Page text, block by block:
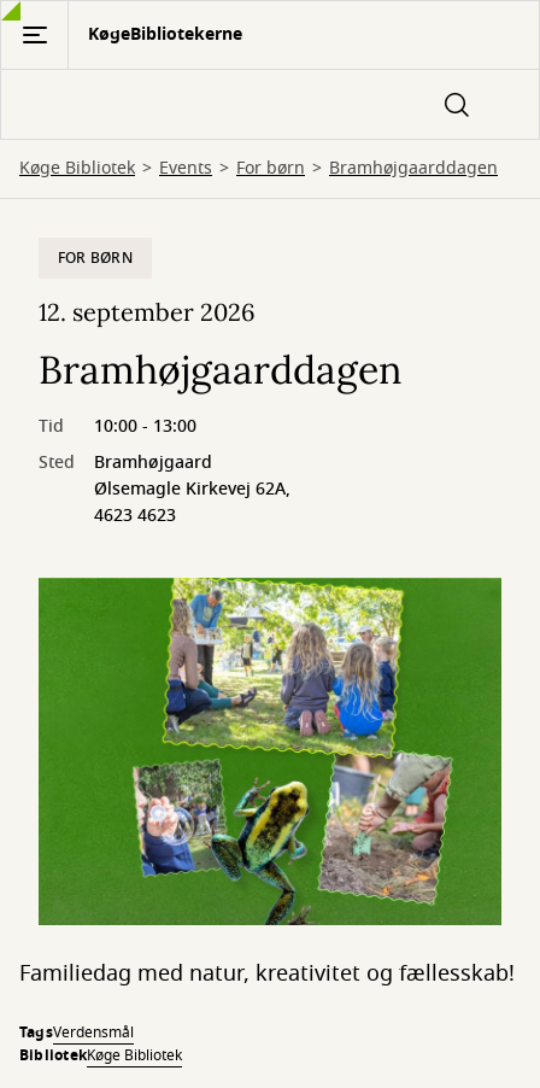
Gå
hovedindhold
KøgeBibliotekerne
Køge Bibliotek Events For børn Bramhøjgaarddagen
FOR BØRN
12. september 2026
Bramhøjgaarddagen
Tid
10:00 - 13:00
Sted
Bramhøjgaard
Ølsemagle Kirkevej 62A,
4623 4623
Familiedag med natur, kreativitet og fællesskab!
TagsVerdensmål
BibliotekKøge Bibliotek